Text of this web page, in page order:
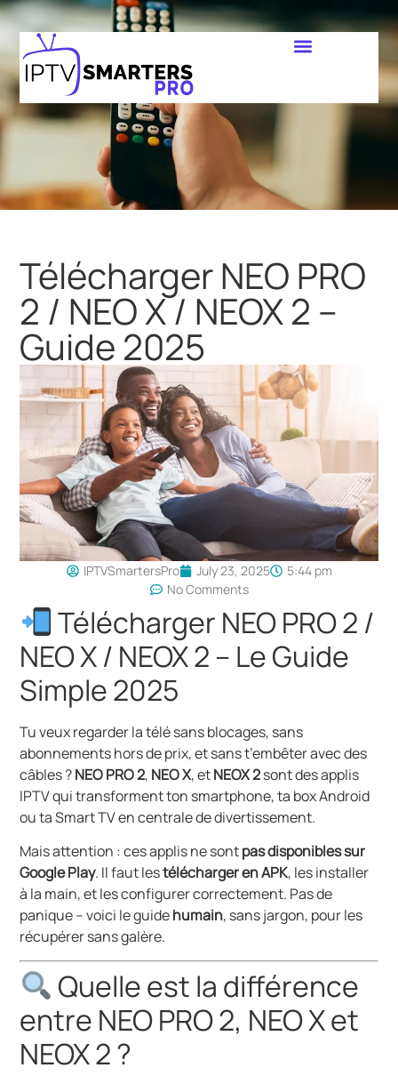
Télécharger NEO PRO
2 / NEO X / NEOX 2 –
Guide 2025
IPTVSmartersPro July 23, 2025
5:44 pm
No Comments
Télécharger NEO PRO 2 /
NEO X / NEOX 2 – Le Guide
Simple 2025
Tu veux regarder la télé sans blocages, sans
abonnements hors de prix, et sans t’embêter avec des
câbles ?NEO PRO 2, NEO X, etNEOX 2sont des applis
IPTV qui transforment ton smartphone, ta box Android
ou ta Smart TV en centrale de divertissement.
Mais attention : ces applis ne sontpas disponibles sur
Google Play. Il faut lestélécharger en APK, les installer
à la main, et les configurer correctement. Pas de
panique – voici le guidehumain, sans jargon, pour les
récupérer sans galère.
Quelle est la différence
entre NEO PRO 2, NEO X et
NEOX 2 ?